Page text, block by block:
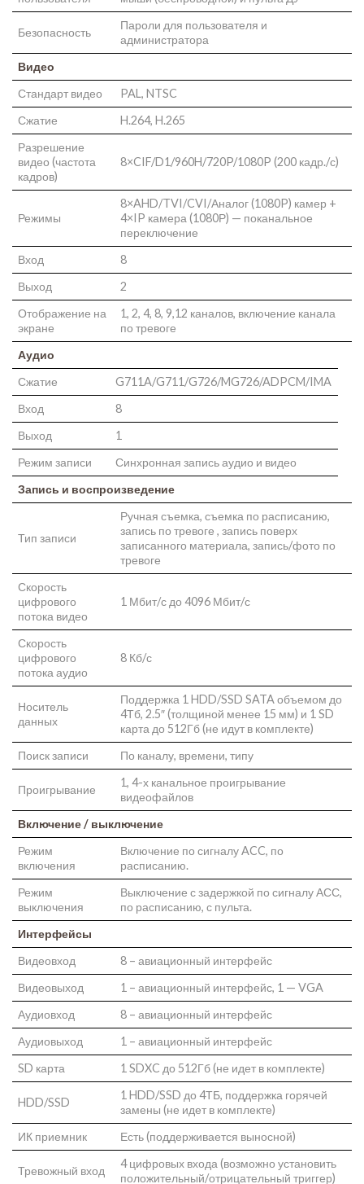
Безопасность
Пароли для пользователя и
администратора
Видео
Стандарт видео
PAL, NTSC
Сжатие
H.264, H.265
Разрешение
видео (частота
кадров)
8×CIF/D1/960H/720P/1080P (200 кадр./с)
Режимы
8×AHD/TVI/CVI/Аналог (1080P) камер +
4×IP камера (1080Р) — поканальное
переключение
Вход
8
Выход
2
Отображение на
экране
1, 2, 4, 8, 9,12 каналов, включение канала
по тревоге
Аудио
Сжатие
G711A/G711/G726/MG726/ADPCM/IMA
Вход
8
Выход
1
Режим записи
Синхронная запись аудио и видео
Запись и воспроизведение
Тип записи
Ручная съемка, съемка по расписанию,
запись по тревоге , запись поверх
записанного материала, запись/фото по
тревоге
Скорость
цифрового
потока видео
1 Мбит/с до 4096 Мбит/с
Скорость
цифрового
потока аудио
8 Кб/с
Носитель
данных
Поддержка 1 HDD/SSD SATA объемом до
4Тб, 2.5″ (толщиной менее 15 мм) и 1 SD
карта до 512Гб (не идут в комплекте)
Поиск записи
По каналу, времени, типу
Проигрывание
1, 4-х канальное проигрывание
видеофайлов
Включение / выключение
Режим
включения
Включение по сигналу ACC, по
расписанию.
Режим
выключения
Выключение с задержкой по сигналу АСС,
по расписанию, с пульта.
Интерфейсы
Видеовход
8 – авиационный интерфейс
Видеовыход
1 – авиационный интерфейс, 1 — VGA
Аудиовход
8 – авиационный интерфейс
Аудиовыход
1 – авиационный интерфейс
SD карта
1 SDXC до 512Гб (не идет в комплекте)
HDD/SSD
1 HDD/SSD до 4ТБ, поддержка горячей
замены (не идет в комплекте)
ИК приемник
Есть (поддерживается выносной)
Тревожный вход
4 цифровых входа (возможно установить
положительный/отрицательный триггер)